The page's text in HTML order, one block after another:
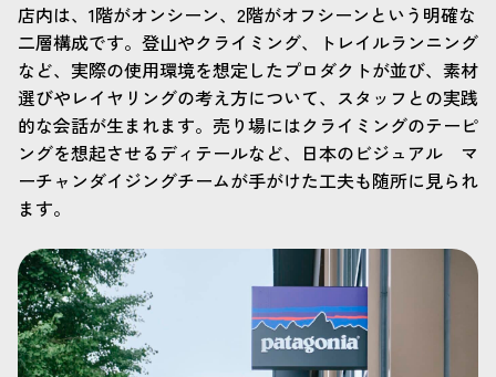
店内は、1階がオンシーン、2階がオフシーンという明確な
二層構成です。登山やクライミング、トレイルランニング
など、実際の使用環境を想定したプロダクトが並び、素材
選びやレイヤリングの考え方について、スタッフとの実践
的な会話が生まれます。売り場にはクライミングのテーピ
ングを想起させるディテールなど、日本のビジュアル マ
ーチャンダイジングチームが手がけた工夫も随所に見られ
ます。